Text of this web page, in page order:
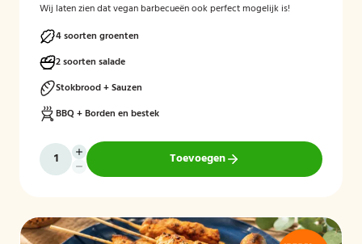
Wij laten zien dat vegan barbecueën ook perfect mogelijk is!
4 soorten groenten
2 soorten salade
Stokbrood + Sauzen
BBQ + Borden en bestek
Toevoegen